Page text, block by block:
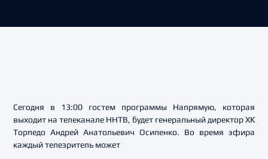
Сегодня в 13:00 гостем программы Напрямую, которая
выходит на телеканале ННТВ, будет генеральный директор ХК
Торпедо Андрей Анатольевич Осипенко. Во время эфира
каждый телезритель может